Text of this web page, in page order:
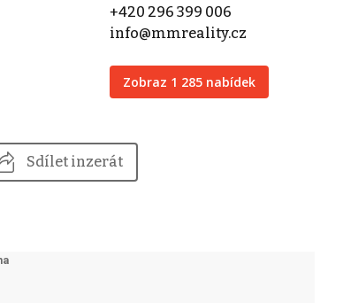
+420 296 399 006
info@mmreality.cz
Zobraz 1 285 nabídek
Sdílet inzerát